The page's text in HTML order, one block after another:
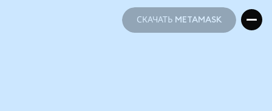
СКАЧАТЬ METAMASK